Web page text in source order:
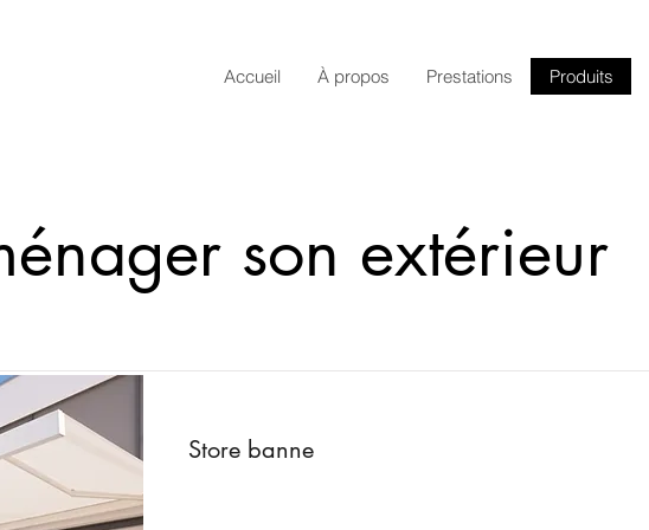
Accueil À propos Prestations Produits
son extérieur
Store banne